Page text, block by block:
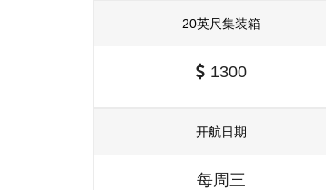
20英尺集装箱
1300
开航日期
每周三